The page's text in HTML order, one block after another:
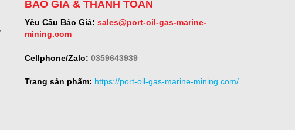
BÁO GIÁ & THANH TOÁN
Yêu Cầu Báo Giá: sales@port-oil-gas-marine-
mining.com
Cellphone/Zalo: 0359643939
Trang sản phẩm: https://port-oil-gas-marine-mining.com/